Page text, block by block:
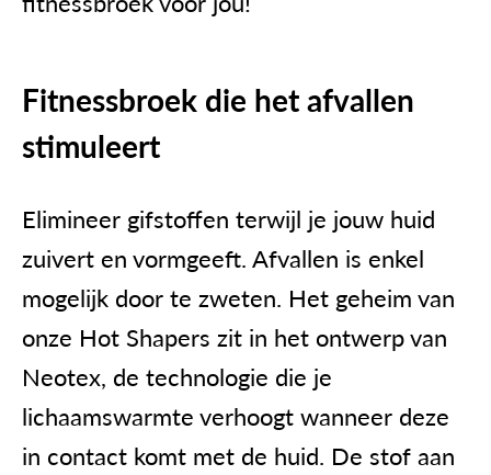
Fitnessbroek die het afvallen
stimuleert
Elimineer gifstoffen terwijl je jouw huid
zuivert en vormgeeft. Afvallen is enkel
mogelijk door te zweten. Het geheim van
onze Hot Shapers zit in het ontwerp van
Neotex, de technologie die je
lichaamswarmte verhoogt wanneer deze
in contact komt met de huid. De stof aan